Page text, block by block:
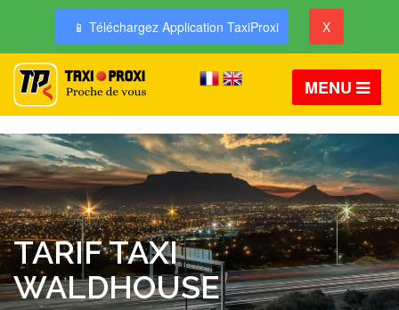
📱 Téléchargez Application TaxiProxi X
MENU
TARIF TAXI
WALDHOUSE